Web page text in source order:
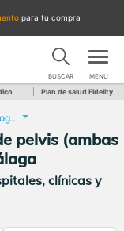
para tu compra
BUSCAR MENU
Plan de salud Fidelity
Radiografía. Una proyección de pelvis (ambas caderas)
pelvis (ambas
clínicas y